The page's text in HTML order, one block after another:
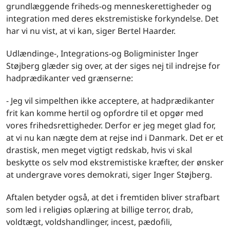
grundlæggende friheds-og menneskerettigheder og
integration med deres ekstremistiske forkyndelse. Det
har vi nu vist, at vi kan, siger Bertel Haarder.
Udlændinge-, Integrations-og Boligminister Inger
Støjberg glæder sig over, at der siges nej til indrejse for
hadprædikanter ved grænserne:
- Jeg vil simpelthen ikke acceptere, at hadprædikanter
frit kan komme hertil og opfordre til et opgør med
vores frihedsrettigheder. Derfor er jeg meget glad for,
at vi nu kan nægte dem at rejse ind i Danmark. Det er et
drastisk, men meget vigtigt redskab, hvis vi skal
beskytte os selv mod ekstremistiske kræfter, der ønsker
at undergrave vores demokrati, siger Inger Støjberg.
Aftalen betyder også, at det i fremtiden bliver strafbart
som led i religiøs oplæring at billige terror, drab,
voldtægt, voldshandlinger, incest, pædofili,